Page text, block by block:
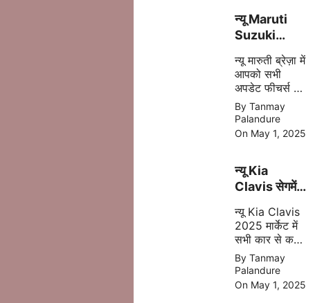
न्यू Maruti
Suzuki
Brezza
2025 अब
मात्र ₹8.69
लाख की प्राइस
में
न्यू मारुती ब्रेज़ा में
आपको सभी
अपडेट फीचर्स और
दमदार इंजन मिल
जाता है इसमें
आपको CNG का
आप्शन भी मिलने
आपकी माइलेज
बढ़ता है |
By Tanmay
Palandure
On May 1, 2025
न्यू Kia
Clavis सेगमेंट
होंगी जल्द लॉन्च
जानिए प्राइस
न्यू Kia Clavis
2025 मार्केट में
सभी कार से कड़ा
मुकबला करने
वाली है, क्युकी यह
कार अपडेट
फीचर्स और दमदार
By Tanmay
Palandure
On May 1, 2025